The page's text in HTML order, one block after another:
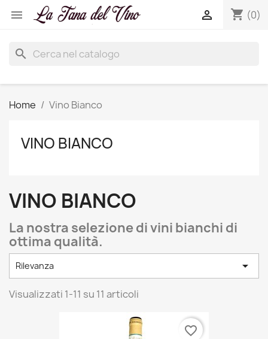
 shopping_cart (0)

search
Home Vino Bianco
VINO BIANCO
VINO BIANCO
La nostra selezione di vini bianchi di
ottima qualità.
Rilevanza 
Visualizzati 1-11 su 11 articoli
favorite_border